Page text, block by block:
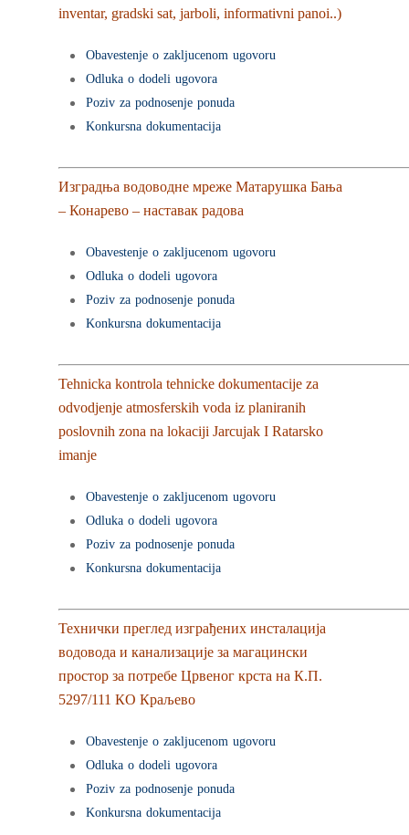
inventar, gradski sat, jarboli, informativni panoi..)
Obavestenje o zakljucenom ugovoru
Odluka o dodeli ugovora
Poziv za podnosenje ponuda
Konkursna dokumentacija
Изградња водоводне мреже Матарушка Бања
– Конарево – наставак радова
Obavestenje o zakljucenom ugovoru
Odluka o dodeli ugovora
Poziv za podnosenje ponuda
Konkursna dokumentacija
Tehnicka kontrola tehnicke dokumentacije za
odvodjenje atmosferskih voda iz planiranih
poslovnih zona na lokaciji Jarcujak I Ratarsko
imanje
Obavestenje o zakljucenom ugovoru
Odluka o dodeli ugovora
Poziv za podnosenje ponuda
Konkursna dokumentacija
Технички преглед изграђених инсталација
водовода и канализације за магацински
простор за потребе Црвеног крста на К.П.
5297/111 КО Краљево
Obavestenje o zakljucenom ugovoru
Odluka o dodeli ugovora
Poziv za podnosenje ponuda
Konkursna dokumentacija